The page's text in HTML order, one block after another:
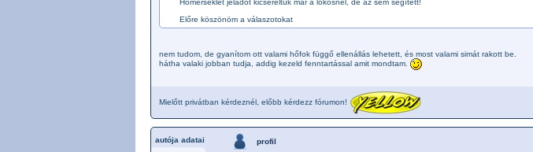
Hőmérséklet jeladót kicseréltük már a lökösnél, de az sem segített!
Előre köszönöm a válaszotokat
nem tudom, de gyanítom ott valami hőfok függő ellenállás lehetett, és most valami simát rakott be.
hátha valaki jobban tudja, addig kezeld fenntartással amit mondtam.
Mielőtt privátban kérdeznél, előbb kérdezz fórumon!
autója adatai profil